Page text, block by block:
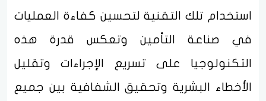
استخدام تلك التقنية لتحسين كفاءة العمليات
في صناعة التأمين وتعكس قدرة هذه
التكنولوجيا على تسريع الإجراءات وتقليل
الأخطاء البشرية وتحقيق الشفافية بين جميع